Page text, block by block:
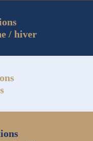
/ hiver